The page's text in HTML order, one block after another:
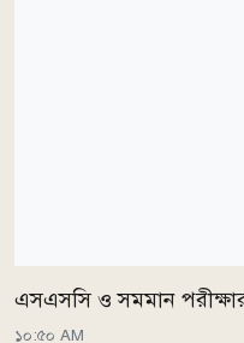
এসএসসি ও সমমান
১০:৫০ AM